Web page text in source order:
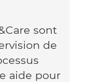
sont
de
aide pour